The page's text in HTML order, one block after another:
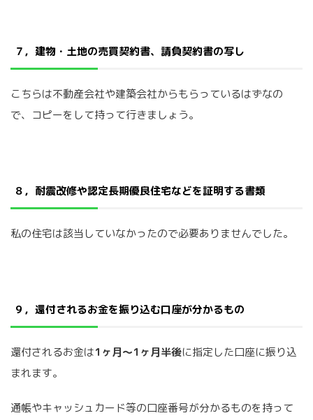
７，建物・土地の売買契約書、請負契約書の写し
こちらは不動産会社や建築会社からもらっているはずなの
で、コピーをして持って行きましょう。
８，耐震改修や認定長期優良住宅などを証明する書類
私の住宅は該当していなかったので必要ありませんでした。
９，還付されるお金を振り込む口座が分かるもの
還付されるお金は1ヶ月〜1ヶ月半後に指定した口座に振り込
まれます。
通帳やキャッシュカード等の口座番号が分かるものを持って